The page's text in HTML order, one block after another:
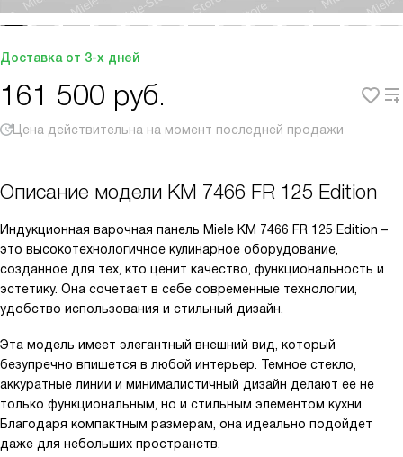
Доставка от 3-х дней
161 500 руб.
Цена действительна на момент последней продажи
Описание модели KM 7466 FR 125 Edition
Индукционная варочная панель Miele KM 7466 FR 125 Edition –
это высокотехнологичное кулинарное оборудование,
созданное для тех, кто ценит качество, функциональность и
эстетику. Она сочетает в себе современные технологии,
удобство использования и стильный дизайн.
Эта модель имеет элегантный внешний вид, который
безупречно впишется в любой интерьер. Темное стекло,
аккуратные линии и минималистичный дизайн делают ее не
только функциональным, но и стильным элементом кухни.
Благодаря компактным размерам, она идеально подойдет
даже для небольших пространств.